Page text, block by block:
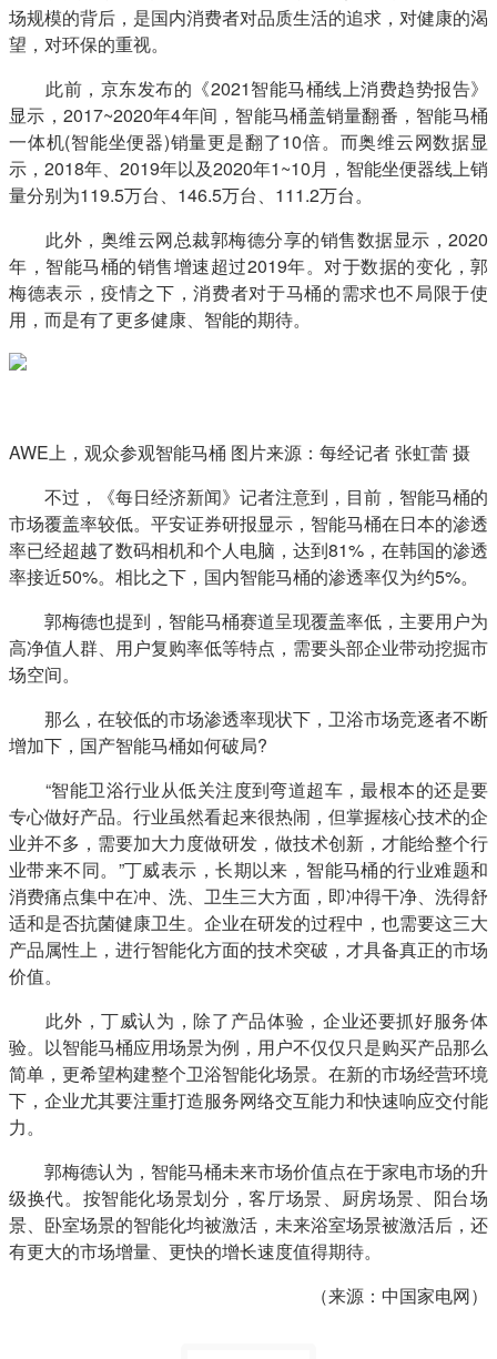
场规模的背后，是国内消费者对品质生活的追求，对健康的渴
望，对环保的重视。
此前，京东发布的《2021智能马桶线上消费趋势报告》
显示，2017~2020年4年间，智能马桶盖销量翻番，智能马桶
一体机(智能坐便器)销量更是翻了10倍。而奥维云网数据显
示，2018年、2019年以及2020年1~10月，智能坐便器线上销
量分别为119.5万台、146.5万台、111.2万台。
此外，奥维云网总裁郭梅德分享的销售数据显示，2020
年，智能马桶的销售增速超过2019年。对于数据的变化，郭
梅德表示，疫情之下，消费者对于马桶的需求也不局限于使
用，而是有了更多健康、智能的期待。
AWE上，观众参观智能马桶 图片来源：每经记者 张虹蕾 摄
不过，《每日经济新闻》记者注意到，目前，智能马桶的
市场覆盖率较低。平安证券研报显示，智能马桶在日本的渗透
率已经超越了数码相机和个人电脑，达到81%，在韩国的渗透
率接近50%。相比之下，国内智能马桶的渗透率仅为约5%。
郭梅德也提到，智能马桶赛道呈现覆盖率低，主要用户为
高净值人群、用户复购率低等特点，需要头部企业带动挖掘市
场空间。
那么，在较低的市场渗透率现状下，卫浴市场竞逐者不断
增加下，国产智能马桶如何破局?
“智能卫浴行业从低关注度到弯道超车，最根本的还是要
专心做好产品。行业虽然看起来很热闹，但掌握核心技术的企
业并不多，需要加大力度做研发，做技术创新，才能给整个行
业带来不同。”丁威表示，长期以来，智能马桶的行业难题和
消费痛点集中在冲、洗、卫生三大方面，即冲得干净、洗得舒
适和是否抗菌健康卫生。企业在研发的过程中，也需要这三大
产品属性上，进行智能化方面的技术突破，才具备真正的市场
价值。
此外，丁威认为，除了产品体验，企业还要抓好服务体
验。以智能马桶应用场景为例，用户不仅仅只是购买产品那么
简单，更希望构建整个卫浴智能化场景。在新的市场经营环境
下，企业尤其要注重打造服务网络交互能力和快速响应交付能
力。
郭梅德认为，智能马桶未来市场价值点在于家电市场的升
级换代。按智能化场景划分，客厅场景、厨房场景、阳台场
景、卧室场景的智能化均被激活，未来浴室场景被激活后，还
有更大的市场增量、更快的增长速度值得期待。
（来源：中国家电网）